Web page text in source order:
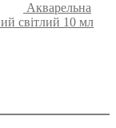
Акварельна
світлий 10 мл